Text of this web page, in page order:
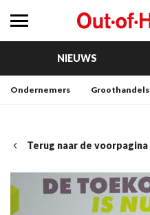
NIEUWS
Ondernemers Groothandels
Terug naar de voorpagina